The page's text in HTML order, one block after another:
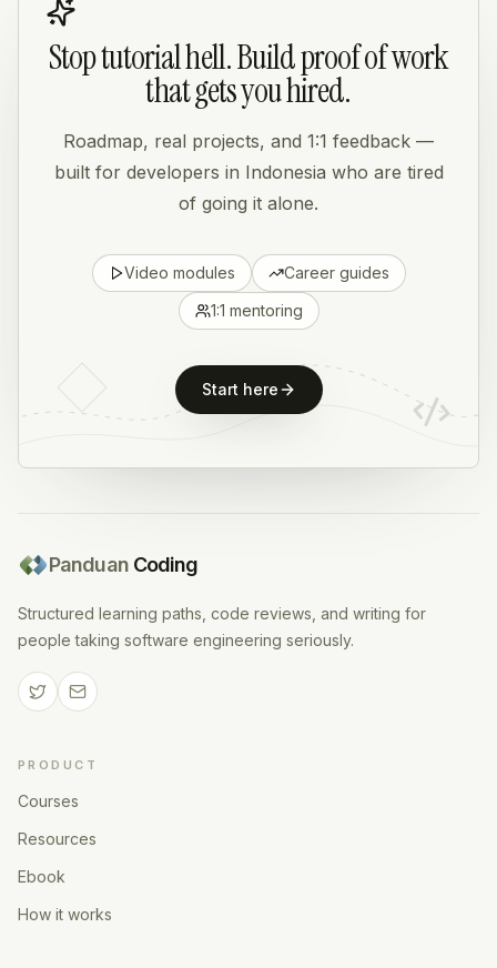
Stop tutorial hell. Build proof of work
that gets you hired.
Roadmap, real projects, and 1:1 feedback —
built for developers in Indonesia who are tired
of going it alone.
Video modules
Career guides
1:1 mentoring
Start here
Panduan Coding
Structured learning paths, code reviews, and writing for
people taking software engineering seriously.
PRODUCT
Courses
Resources
Ebook
How it works